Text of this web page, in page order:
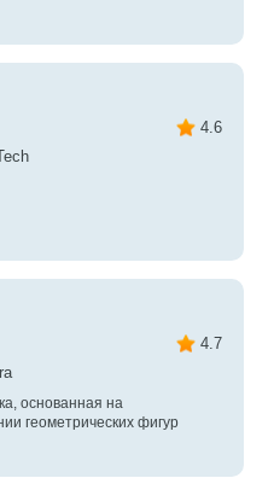
4.6
4.7
основанная на
геометрических фигур